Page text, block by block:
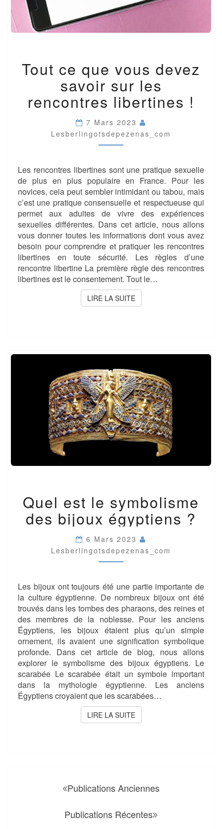
CE
QUE
VOUS
DEVEZ
SAVOIR
LES
RENCONTRES
LIBERTINES
Tout ce que vous devez
savoir sur les
rencontres libertines !
7 Mars 2023
Lesberlingotsdepezenas_com
Les rencontres libertines sont une pratique sexuelle
de plus en plus populaire en France. Pour les
novices, cela peut sembler intimidant ou tabou, mais
c’est une pratique consensuelle et respectueuse qui
permet aux adultes de vivre des expériences
sexuelles différentes. Dans cet article, nous allons
vous donner toutes les informations dont vous avez
besoin pour comprendre et pratiquer les rencontres
libertines en toute sécurité. Les règles d’une
rencontre libertine La première règle des rencontres
libertines est le consentement. Tout le…
LIRE LA SUITELIRE LA SUITE
EST
LE
SYMBOLISME
DES
BIJOUX
ÉGYPTIENS
Quel est le symbolisme
des bijoux égyptiens ?
6 Mars 2023
Lesberlingotsdepezenas_com
Les bijoux ont toujours été une partie importante de
la culture égyptienne. De nombreux bijoux ont été
trouvés dans les tombes des pharaons, des reines et
des membres de la noblesse. Pour les anciens
Égyptiens, les bijoux étaient plus qu’un simple
ornement, ils avaient une signification symbolique
profonde. Dans cet article de blog, nous allons
explorer le symbolisme des bijoux égyptiens. Le
scarabée Le scarabée était un symbole important
dans la mythologie égyptienne. Les anciens
Égyptiens croyaient que les scarabées…
LIRE LA SUITELIRE LA SUITE
Publications Anciennes
Publications Récentes